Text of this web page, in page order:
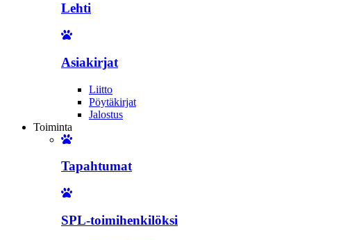
Lehti
Asiakirjat
Liitto
Pöytäkirjat
Jalostus
Toiminta
Tapahtumat
SPL-toimihenkilöksi